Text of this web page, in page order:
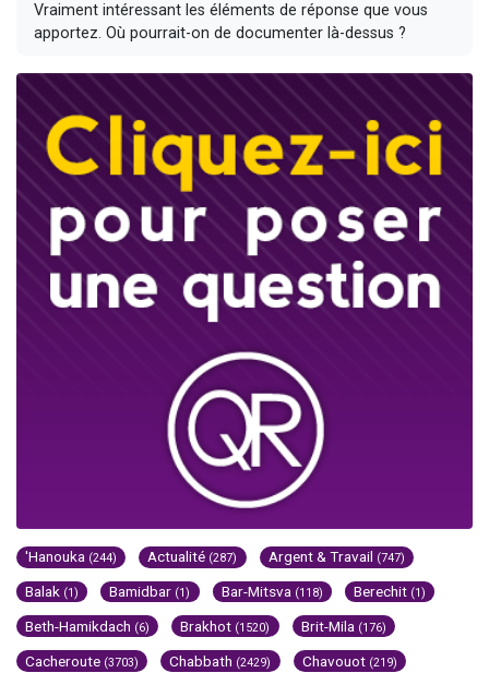
Vraiment intéressant les éléments de réponse que vous
apportez. Où pourrait-on de documenter là-dessus ?
'Hanouka (244) Actualité (287) Argent & Travail (747)
Balak (1) Bamidbar (1) Bar-Mitsva (118) Berechit (1)
Beth-Hamikdach (6) Brakhot (1520) Brit-Mila (176)
Cacheroute (3703) Chabbath (2429) Chavouot (219)